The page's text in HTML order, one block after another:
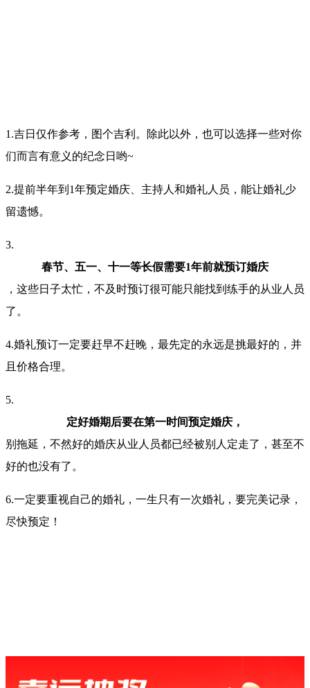
1.吉日仅作参考，图个吉利。除此以外，也可以选择一些对你
们而言有意义的纪念日哟~
2.提前半年到1年预定婚庆、主持人和婚礼人员，能让婚礼少
留遗憾。
3.
春节、五一、十一等长假需要1年前就预订婚庆
，这些日子太忙，不及时预订很可能只能找到练手的从业人员
了。
4.婚礼预订一定要赶早不赶晚，最先定的永远是挑最好的，并
且价格合理。
5.
定好婚期后要在第一时间预定婚庆，
别拖延，不然好的婚庆从业人员都已经被别人定走了，甚至不
好的也没有了。
6.一定要重视自己的婚礼，一生只有一次婚礼，要完美记录，
尽快预定！